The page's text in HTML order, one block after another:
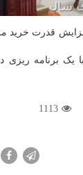
قدرت خرید
یک برنامه
1113